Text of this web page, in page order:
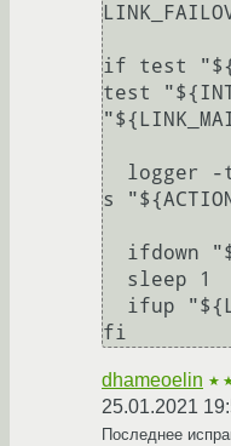
if test
test
s
dhameoelin
25.01.2021
Последнее